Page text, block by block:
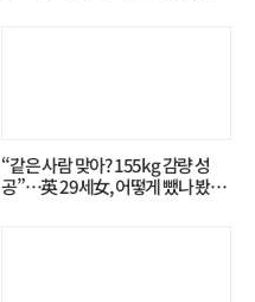
“같은 사람 맞아? 155kg 감량 성
공”…英 29세女, 어떻게 뺐나 봤더